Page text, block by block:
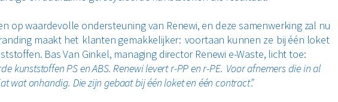
op waardevolle ondersteuning van Renewi, en deze samenwerking zal nu
maakt het klanten gemakkelijker: voortaan kunnen ze bij één loket
Bas Van Ginkel, managing director Renewi e-Waste, licht toe:
kunststoffen PS en ABS. Renewi levert r-PP en r-PE. Voor afnemers die in al
wat onhandig. Die zijn gebaat bij één loket en één contract”.